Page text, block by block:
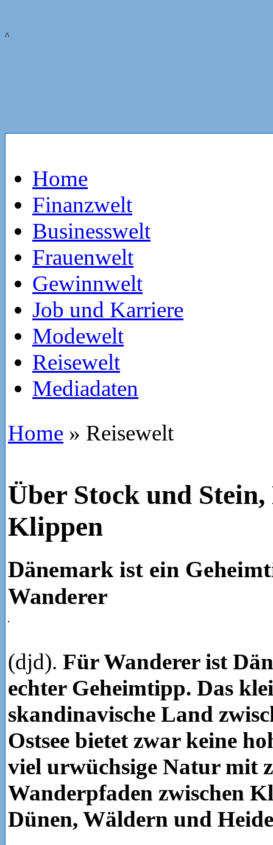
^
Home
Finanzwelt
Businesswelt
Frauenwelt
Gewinnwelt
Job und Karriere
Modewelt
Reisewelt
Mediadaten
Home » Reisewelt
Über Stock und
Klippen
Dänemark ist ein
Wanderer
(djd). Für Wanderer ist
echter Geheimtipp. Das
skandinavische Land
Ostsee bietet zwar keine
viel urwüchsige Natur mit
Wanderpfaden zwischen
Dünen, Wäldern und